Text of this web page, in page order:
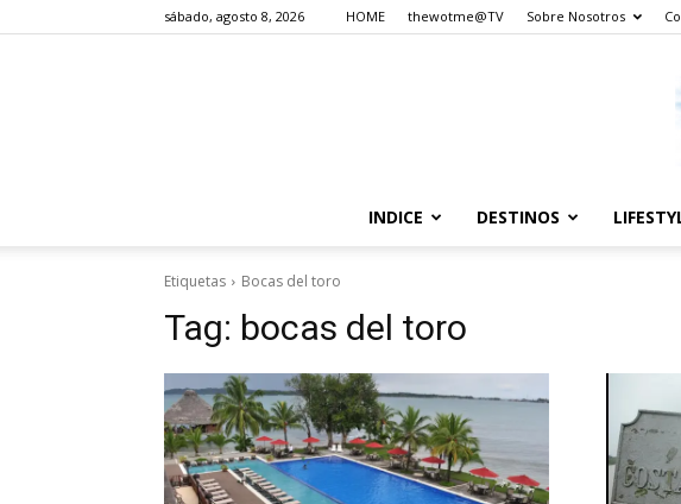
sábado, agosto 8, 2026 HOME thewotme@TV Sobre Nosotros
INDICE DESTINOS
Etiquetas Bocas del toro
Tag: bocas del toro